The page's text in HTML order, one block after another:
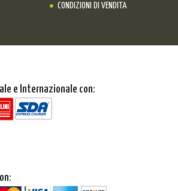
CONDIZIONI DI VENDITA
e Internazionale con: